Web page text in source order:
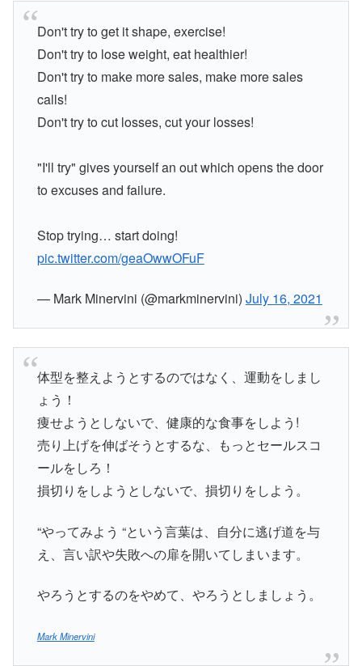
Don't try to get it shape, exercise!
Don't try to lose weight, eat healthier!
Don't try to make more sales, make more sales
calls!
Don't try to cut losses, cut your losses!
"I'll try" gives yourself an out which opens the door
to excuses and failure.
Stop trying… start doing!
pic.twitter.com/geaOwwOFuF
— Mark Minervini (@markminervini) July 16, 2021
体型を整えようとするのではなく、運動をしまし
ょう！
痩せようとしないで、健康的な食事をしよう!
売り上げを伸ばそうとするな、もっとセールスコ
ールをしろ！
損切りをしようとしないで、損切りをしよう。
“やってみよう “という言葉は、自分に逃げ道を与
え、言い訳や失敗への扉を開いてしまいます。
やろうとするのをやめて、やろうとしましょう。
Mark Minervini